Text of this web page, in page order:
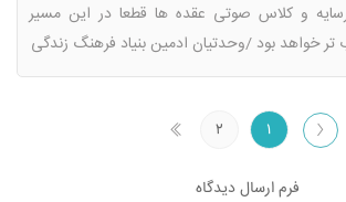
و کلاس صوتی عقده ها قطعا در این مسیر
تر خواهد بود /وحدتیان ادمین بنیاد فرهنگ زندگی
۱ ۲
فرم ارسال دیدگاه